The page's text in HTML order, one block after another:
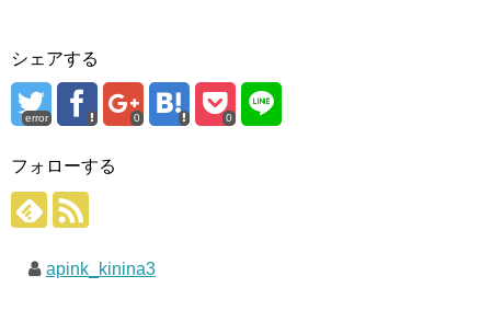
シェアする
error 0 0
フォローする
apink_kinina3